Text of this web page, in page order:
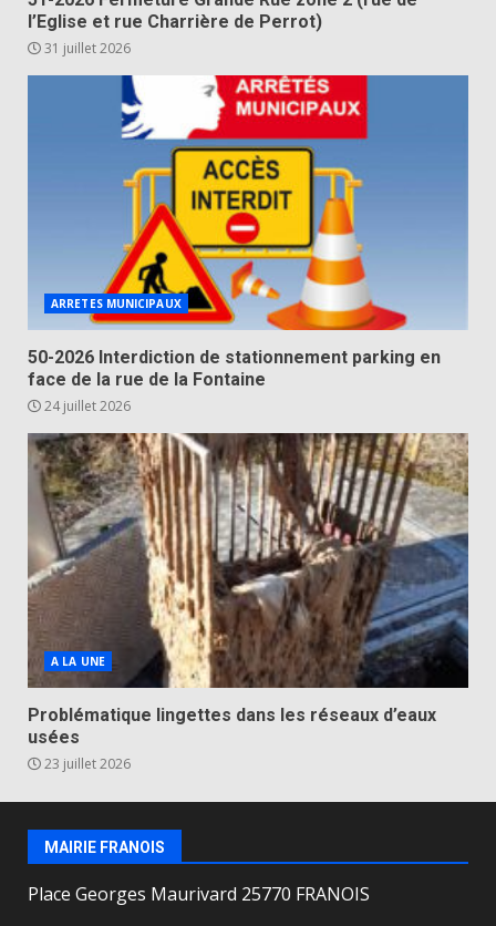
l’Eglise et rue Charrière de Perrot)
31 juillet 2026
ARRETES MUNICIPAUX
50-2026 Interdiction de stationnement parking en
face de la rue de la Fontaine
24 juillet 2026
A LA UNE
Problématique lingettes dans les réseaux d’eaux
usées
23 juillet 2026
MAIRIE FRANOIS
Place Georges Maurivard 25770 FRANOIS